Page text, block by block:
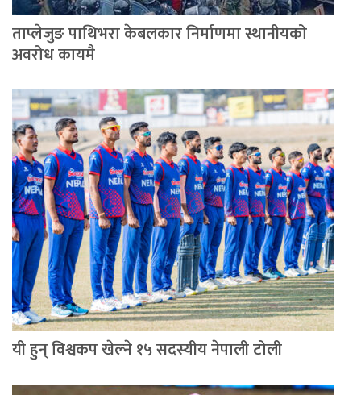
ताप्लेजुङ पाथिभरा केबलकार निर्माणमा स्थानीयको
अवरोध कायमै
यी हुन् विश्वकप खेल्ने १५ सदस्यीय नेपाली टोली